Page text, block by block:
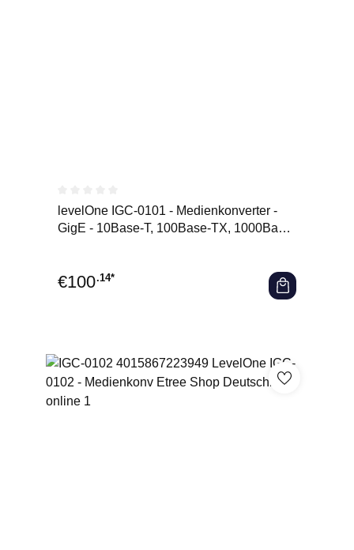
Durchschnittliche Bewertung von 0 von 5 Sternen
levelOne IGC-0101 - Medienkonverter -
GigE - 10Base-T, 100Base-TX, 1000Base-
€100.14*